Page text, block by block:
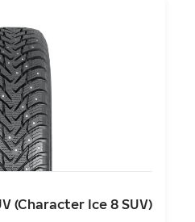
(Character Ice 8 SUV)
(Character Ice 8 SUV)